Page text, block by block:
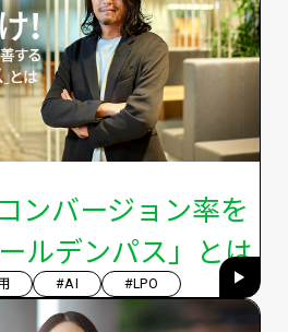
ンバージョン率を
ルデンパス」とは
#AI #LPO